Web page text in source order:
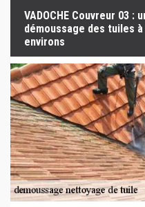
VADOCHE Couvreur 03 :
démoussage des tuiles
environs